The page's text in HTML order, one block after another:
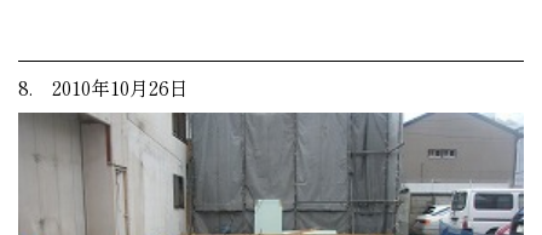
8. 2010年10月26日